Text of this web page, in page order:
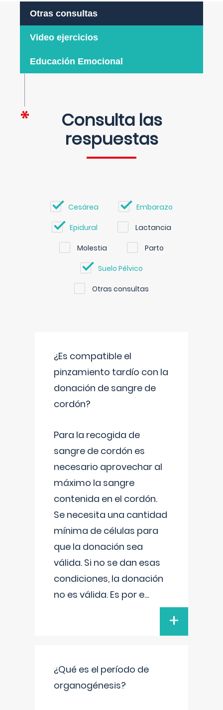
Otras consultas
Video ejercicios
Educación Emocional
Consulta las
respuestas
Cesárea Embarazo
Epidural Lactancia
Molestia Parto
Suelo Pélvico
Otras consultas
¿Es compatible el
pinzamiento tardío con la
donación de sangre de
cordón?
Para la recogida de
sangre de cordón es
necesario aprovechar al
máximo la sangre
contenida en el cordón.
Se necesita una cantidad
mínima de células para
que la donación sea
válida. Si no se dan esas
condiciones, la donación
no es válida. Es por e...
+
¿Qué es el período de
organogénesis?